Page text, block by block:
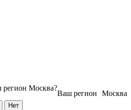
Москва
Ваш регион
Москва?